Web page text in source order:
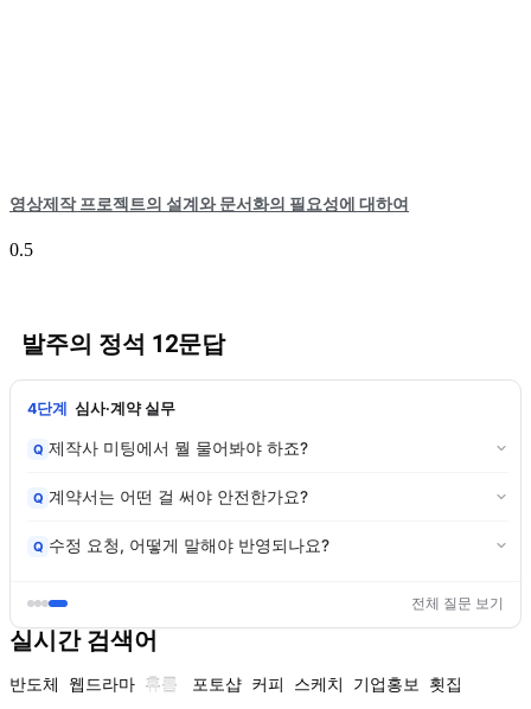
영상제작 프로젝트의 설계와 문서화의 필요성에 대하여
발주의 정석 12문답
4단계 심사·계약 실무
Q 제작사 미팅에서 뭘 물어봐야 하죠?
Q 계약서는 어떤 걸 써야 안전한가요?
Q 수정 요청, 어떻게 말해야 반영되나요?
전체 질문 보기
실시간 검색어
반도체 웹드라마 휴롬 포토샵 커피 스케치 기업홍보
횟집